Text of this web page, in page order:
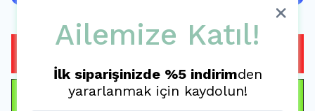
WHATSAPP
Ailemize Katıl!
İlk siparişinizde %5 indirimden
yararlanmak için kaydolun!